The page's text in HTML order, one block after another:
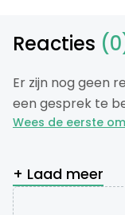
Reacties
Er zijn nog geen
een gesprek te
Wees de eerste
+ Laad meer